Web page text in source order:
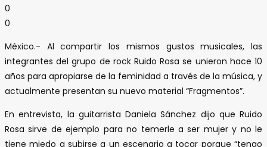
0
0
México.- Al compartir los mismos gustos musicales, las
integrantes del grupo de rock Ruido Rosa se unieron hace 10
años para apropiarse de la feminidad a través de la música, y
actualmente presentan su nuevo material “Fragmentos”.
En entrevista, la guitarrista Daniela Sánchez dijo que Ruido
Rosa sirve de ejemplo para no temerle a ser mujer y no le
tiene miedo a subirse a un escenario a tocar porque “tengo